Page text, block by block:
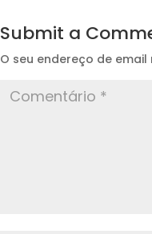
Submit a
O seu endereço de